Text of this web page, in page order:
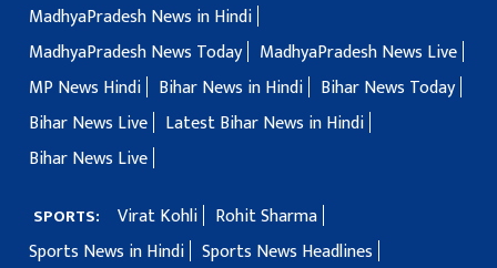
MadhyaPradesh News in Hindi
MadhyaPradesh News Today
MadhyaPradesh News Live
MP News Hindi
Bihar News in Hindi
Bihar News Today
Bihar News Live
Latest Bihar News in Hindi
Bihar News Live
SPORTS: Virat Kohli
Rohit Sharma
Sports News in Hindi Sports News Headlines